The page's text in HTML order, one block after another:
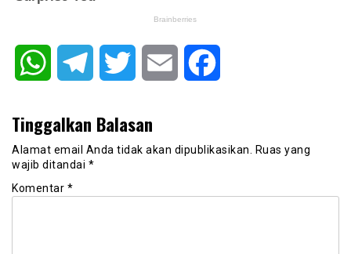
WhatsAppTelegram Twitter Email
Tinggalkan Balasan
Alamat email Anda tidak akan dipublikasikan.
Ruas yang
wajib ditandai *
Komentar *